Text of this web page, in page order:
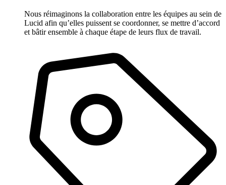
Nous réimaginons la collaboration entre les équipes au sein de
Lucid afin qu’elles puissent se coordonner, se mettre d’accord
et bâtir ensemble à chaque étape de leurs flux de travail.